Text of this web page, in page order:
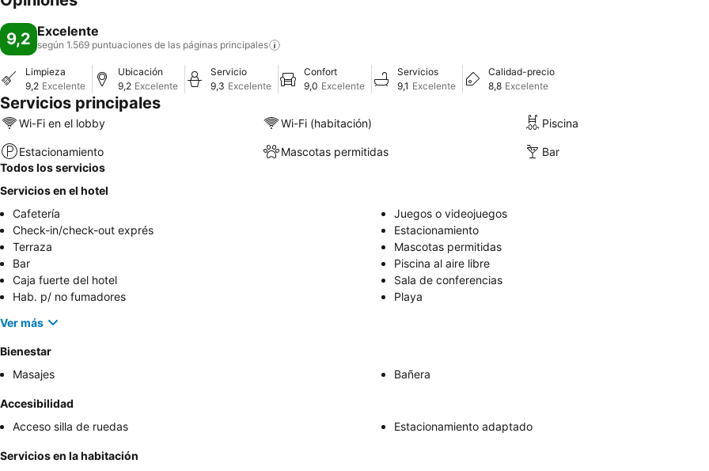
9,2 Excelente
según 1.569 puntuaciones de las páginas principales
Limpieza
9,2 Excelente
Ubicación
9,2 Excelente
Servicio
9,3 Excelente
Confort
9,0 Excelente
Servicios
9,1 Excelente
Calidad-precio
8,8 Excelente
Servicios principales
Wi-Fi en el lobby Wi-Fi (habitación) Piscina
Estacionamiento Mascotas permitidas
Bar
Todos los servicios
Servicios en el hotel
Cafetería
Juegos o videojuegos
Check-in/check-out exprés
Estacionamiento
Terraza
Mascotas permitidas
Bar
Piscina al aire libre
Caja fuerte del hotel
Sala de conferencias
Hab. p/ no fumadores
Playa
Ver más
Bienestar
Masajes
Bañera
Accesibilidad
Acceso silla de ruedas
Estacionamiento adaptado
Servicios en la habitación